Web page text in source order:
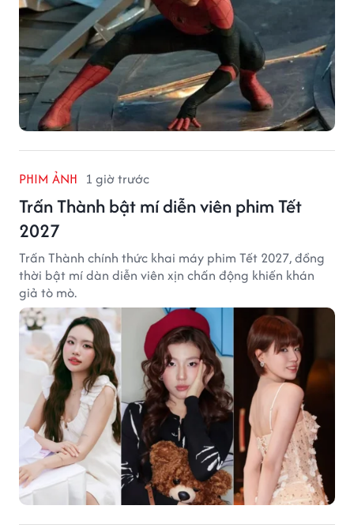
PHIM ẢNH 1 giờ trước
Trấn Thành bật mí diễn viên phim Tết
2027
Trấn Thành chính thức khai máy phim Tết 2027, đồng
thời bật mí dàn diễn viên xịn chấn động khiến khán
giả tò mò.